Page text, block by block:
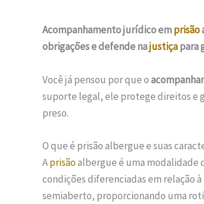
Acompanhamento jurídico emprisão
obrigações e defende najustiçapara
Você já pensou por que o
suporte legal, ele protege direitos e
preso.
O que é prisão albergue e suas
Aprisãoalbergue é uma
condições diferenciadas em relação à
semiaberto, proporcionando uma